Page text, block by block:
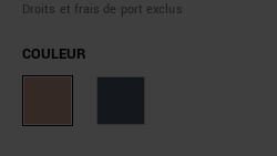
Droits et frais de port exclus
COULEUR